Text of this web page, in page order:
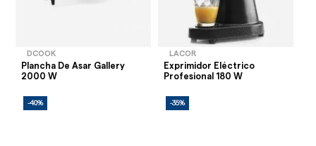
DCOOK
Plancha De Asar Gallery
2000 W
-40%
LACOR
Exprimidor Eléctrico
Profesional 180 W
-35%